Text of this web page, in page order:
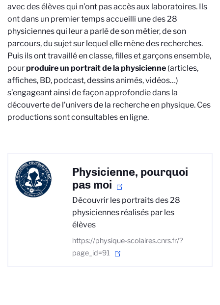
avec des élèves qui n’ont pas accès aux laboratoires. Ils
ont dans un premier temps accueilli une des 28
physiciennes qui leur a parlé de son métier, de son
parcours, du sujet sur lequel elle mène des recherches.
Puis ils ont travaillé en classe, filles et garçons ensemble,
pourproduire un portrait de la physicienne (articles,
affiches, BD, podcast, dessins animés, vidéos…)
s’engageant ainsi de façon approfondie dans la
découverte de l’univers de la recherche en physique. Ces
productions sont consultables en ligne.
Physicienne, pourquoi
pas moi
Découvrir les portraits des 28
physiciennes réalisés par les
élèves
https://physique-scolaires.cnrs.fr/?
page_id=91